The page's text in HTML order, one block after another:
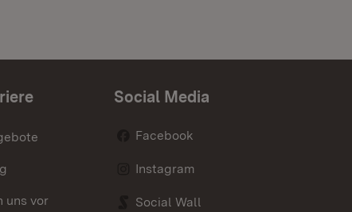
uns vor
Social Media
Facebook
Instagram
Social Wall